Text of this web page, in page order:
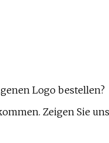
Logo bestellen?
Zeigen Sie